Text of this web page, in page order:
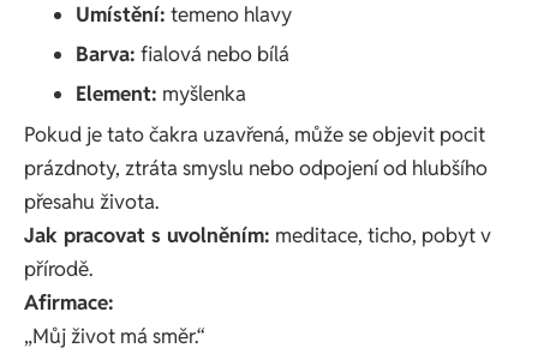
Umístění: temeno hlavy
Barva: fialová nebo bílá
Element: myšlenka
Pokud je tato čakra uzavřená, může se objevit pocit
prázdnoty, ztráta smyslu nebo odpojení od hlubšího
přesahu života.
Jak pracovat s uvolněním: meditace, ticho, pobyt v
přírodě.
Afirmace:
„Můj život má směr.“